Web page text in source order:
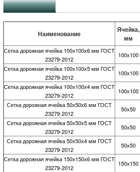
Наименование
Ячейка,
мм
Сетка дорожная ячейка 100х100х6 мм ГОСТ
23279-2012
100х100
Сетка дорожная ячейка 100х100х5 мм ГОСТ
23279-2012
100х100
Сетка дорожная ячейка 100х100х4 мм ГОСТ
23279-2012
100х100
Сетка дорожная ячейка 50х50х6 мм ГОСТ
23279-2012
50х50
Сетка дорожная ячейка 50х50х5 мм ГОСТ
23279-2012
50х50
Сетка дорожная ячейка 50х50х4 мм ГОСТ
23279-2012
50х50
Сетка дорожная ячейка 150х150х6 мм ГОСТ
23279-2012
150х150